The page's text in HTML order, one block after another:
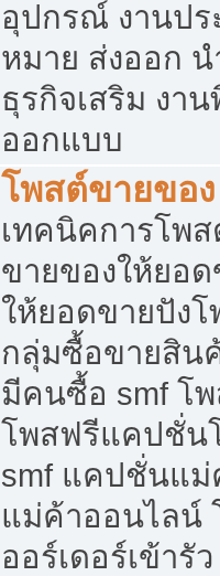
อุปกรณ์ งานป
หมาย ส่งออก น
ธุรกิจเสริม งา
ออกแบบ
โพสต์ขายของ
เทคนิคการโพ
ขายของให้ยอ
ให้ยอดขายปัง
กลุ่มซื้อขายสิน
มีคนซื้อ smf โ
โพสฟรีแคปชั่น
smf แคปชั่นแ
แม่ค้าออนไลน์
ออร์เดอร์เข้ารั